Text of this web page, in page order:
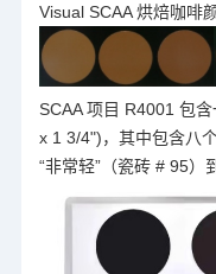
Visual SCAA 烘焙咖啡
SCAA 项目 R4001 包
x 1 3/4")，其中包含八
“非常轻”（瓷砖 # 95）